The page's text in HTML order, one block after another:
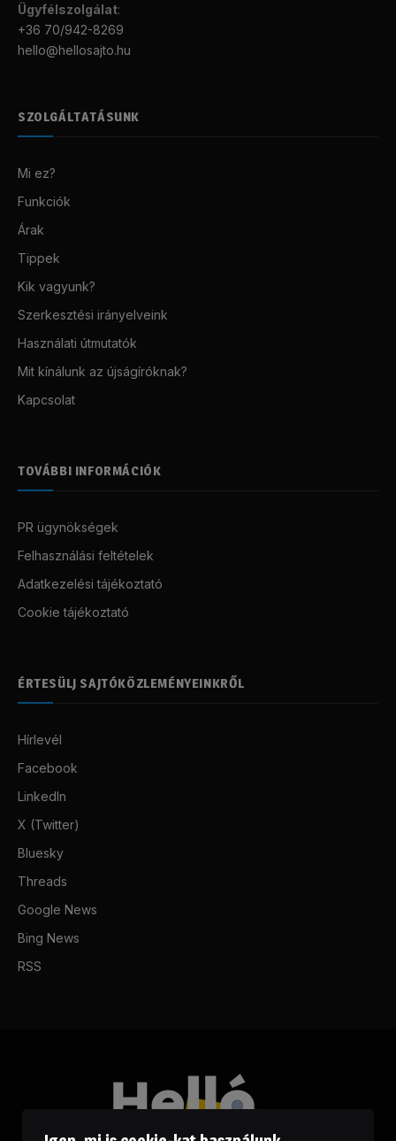
Ügyfélszolgálat:
+36 70/942-8269
hello@hellosajto.hu
SZOLGÁLTATÁSUNK
Mi ez?
Funkciók
Árak
Tippek
Kik vagyunk?
Szerkesztési irányelveink
Használati útmutatók
Mit kínálunk az újságíróknak?
Kapcsolat
TOVÁBBI INFORMÁCIÓK
PR ügynökségek
Felhasználási feltételek
Adatkezelési tájékoztató
Cookie tájékoztató
ÉRTESÜLJ SAJTÓKÖZLEMÉNYEINKRŐL
Hírlevél
Facebook
LinkedIn
X (Twitter)
Bluesky
Threads
Google News
Bing News
RSS